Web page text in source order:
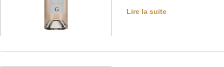
Lire la suite